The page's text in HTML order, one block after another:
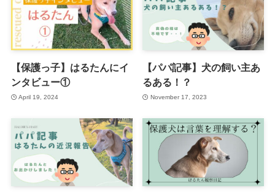
【保護っ子】はるたんにイ
ンタビュー①
April 19, 2024
【パパ記事】犬の飼い主あ
るある！？
November 17, 2023